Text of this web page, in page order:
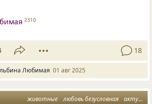
2310
18
Любимая 01 авг 2025
животные любовь безусловная актуально